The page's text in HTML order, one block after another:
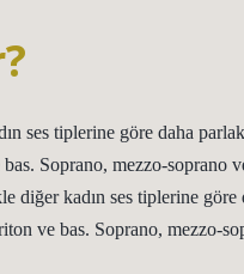
ses tiplerine göre daha
Soprano, mezzo-soprano
diğer kadın ses tiplerine göre
ve bas. Soprano, mezzo-